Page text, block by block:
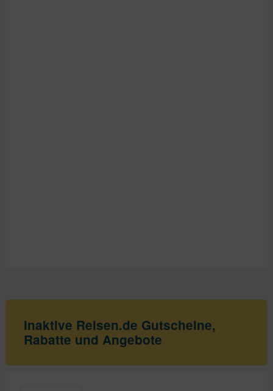
Inaktive Reisen.de Gutscheine,
Rabatte und Angebote